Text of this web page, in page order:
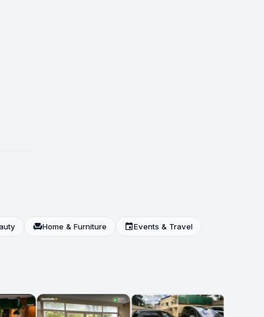
chairHome & Furniture eventEvents & Travel
Volkswagen
model 2013